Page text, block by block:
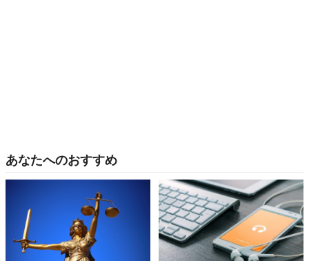
あなたへのおすすめ